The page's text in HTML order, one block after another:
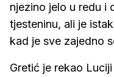
njezino jelo u redu i
tjesteninu, ali je
kad je sve zajedno
Gretić je rekao